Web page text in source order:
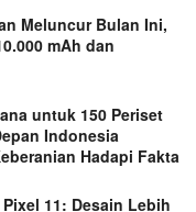
Meluncur Bulan Ini,
mAh dan
untuk 150 Periset
Indonesia
Hadapi Fakta
11: Desain Lebih